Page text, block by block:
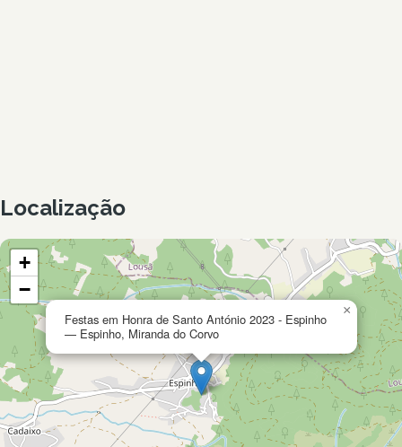
Localização
Festas em Honra de Santo António 2023 - Espinho
— Espinho, Miranda do Corvo
×
+
−